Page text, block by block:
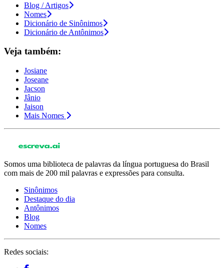
Blog / Artigos
Nomes
Dicionário de Sinônimos
Dicionário de Antônimos
Veja também:
Josiane
Joseane
Jacson
Jânio
Jaison
Mais Nomes
Somos uma biblioteca de palavras da língua portuguesa do Brasil
com mais de 200 mil palavras e expressões para consulta.
Sinônimos
Destaque do dia
Antônimos
Blog
Nomes
Redes sociais: